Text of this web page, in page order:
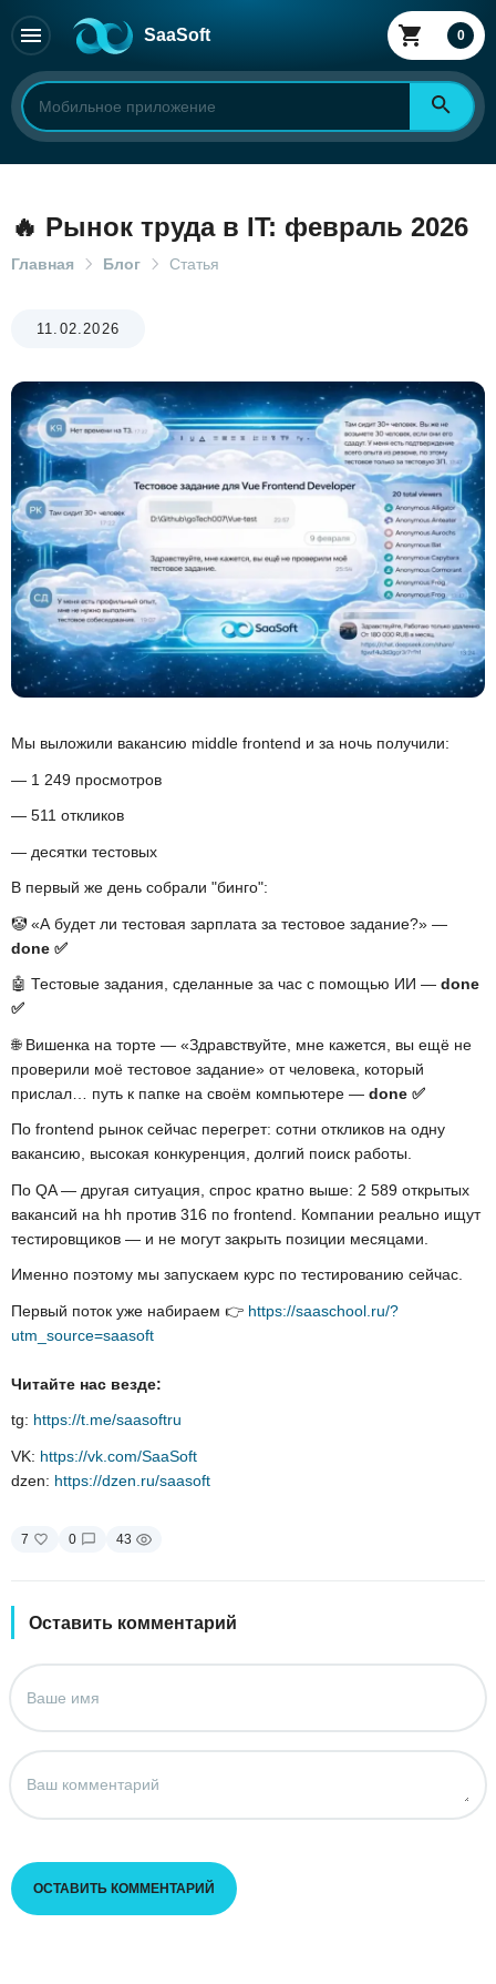
SaaSoft 0
🔥 Рынок труда в IT: февраль 2026
Главная Блог Статья
11.02.2026
Мы выложили вакансию middle frontend и за ночь получили:
— 1 249 просмотров
— 511 откликов
— десятки тестовых
В первый же день собрали "бинго":
🤡 «А будет ли тестовая зарплата за тестовое задание?» —
done ✅
🤖 Тестовые задания, сделанные за час с помощью ИИ — done
✅
🌐 Вишенка на торте — «Здравствуйте, мне кажется, вы ещё не
проверили моё тестовое задание» от человека, который
прислал… путь к папке на своём компьютере — done ✅
По frontend рынок сейчас перегрет: сотни откликов на одну
вакансию, высокая конкуренция, долгий поиск работы.
По QA — другая ситуация, спрос кратно выше: 2 589 открытых
вакансий на hh против 316 по frontend. Компании реально ищут
тестировщиков — и не могут закрыть позиции месяцами.
Именно поэтому мы запускаем курс по тестированию сейчас.
Первый поток уже набираем 👉 https://saaschool.ru/?
utm_source=saasoft
Читайте нас везде:
tg: https://t.me/saasoftru
VK: https://vk.com/SaaSoft
dzen: https://dzen.ru/saasoft
7 0 43
Оставить комментарий
ОСТАВИТЬ КОММЕНТАРИЙ